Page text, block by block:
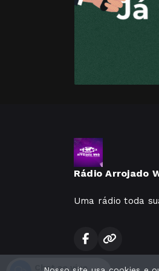
Rádio Arrojado
Uma rádio toda
Todos os direitos
Chat ao vivo